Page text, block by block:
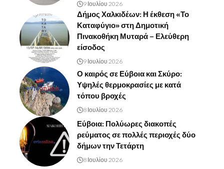
9 Ιουλίου 2026
Δήμος Χαλκιδέων: Η έκθεση «Το
Καταφύγιο» στη Δημοτική
Πινακοθήκη Μυταρά – Ελεύθερη
είσοδος
9 Ιουλίου 2026
Ο καιρός σε Εύβοια και Σκύρο:
Υψηλές θερμοκρασίες με κατά
τόπου βροχές
8 Ιουλίου 2026
Εύβοια: Πολύωρες διακοπές
ρεύματος σε πολλές περιοχές δύο
δήμων την Τετάρτη
8 Ιουλίου 2026